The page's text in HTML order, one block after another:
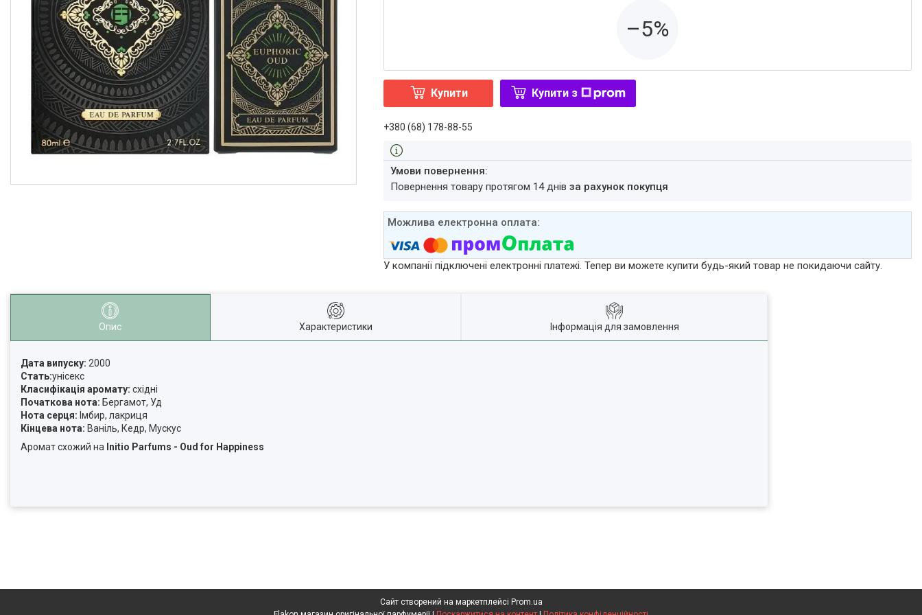
–5%
Купити Купити з
+380 (68) 178-88-55
повернення товару протягом 14 днівза рахунок покупця
У компанії підключені електронні платежі. Тепер ви можете купити будь-який товар не покидаючи сайту.
Опис Характеристики Інформація для замовлення
Дата випуску: 2000
Стать:унісекс
Класифікація аромату: східні
Початкова нота: Бергамот, Уд
Нота серця: Імбир, лакриця
Кінцева нота: Ваніль, Кедр, Мускус
Аромат схожий на Initio Parfums - Oud for Happiness
Сайт створений на маркетплейсі Prom.ua